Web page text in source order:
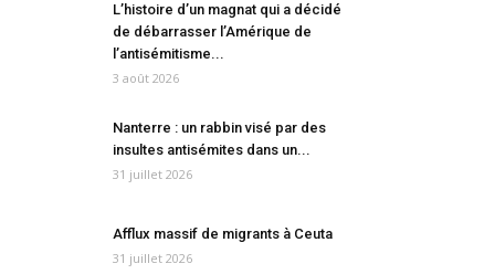
L’histoire d’un magnat qui a décidé
de débarrasser l’Amérique de
l’antisémitisme...
3 août 2026
Nanterre : un rabbin visé par des
insultes antisémites dans un...
31 juillet 2026
Afflux massif de migrants à Ceuta
31 juillet 2026